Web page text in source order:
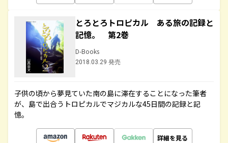
とろとろトロピカル ある旅の記録と
記憶。 第2巻
D-Books
2018.03.29 発売
子供の頃から夢見ていた南の島に滞在することになった筆者
が、島で出合うトロピカルでマジカルな45日間の記録と記
憶。
詳細を見る